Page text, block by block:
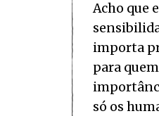
Acho que
importa
para
só os